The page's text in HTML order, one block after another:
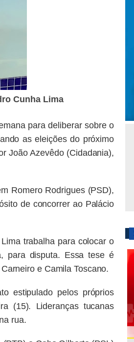
Cunha Lima
para deliberar sobre o
as eleições do próximo
João Azevêdo (Cidadania),
Romero Rodrigues (PSD),
de concorrer ao Palácio
trabalha para colocar o
para disputa. Essa tese é
e Camila Toscano.
estipulado pelos próprios
(15). Lideranças tucanas
rua.